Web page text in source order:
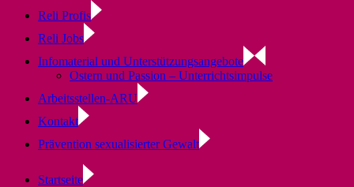
Reli Profis
Reli Jobs
Infomaterial und Unterstützungsangebote
Ostern und Passion – Unterrichtsimpulse
Arbeitsstellen-ARU
Kontakt
Prävention sexualisierter Gewalt
Startseite